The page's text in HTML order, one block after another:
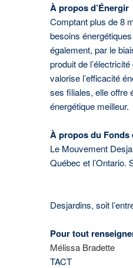
À propos d’Énergir
Comptant plus de 8
besoins
également, par le
produit de
valorise l’efficacité
ses filiales, elle offre
énergétique meilleur.
À propos du Fonds
Le Mouvement
Québec et
Desjardins, soit
Pour tout
Mélissa Bradette
TACT